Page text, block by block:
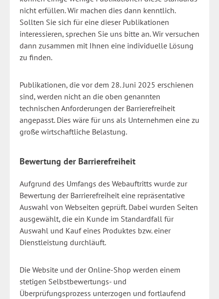
nicht erfüllen. Wir machen dies dann kenntlich.
Sollten Sie sich für eine dieser Publikationen
interessieren, sprechen Sie uns bitte an. Wir versuchen
dann zusammen mit Ihnen eine individuelle Lösung
zu finden.
Publikationen, die vor dem 28. Juni 2025 erschienen
sind, werden nicht an die oben genannten
technischen Anforderungen der Barrierefreiheit
angepasst. Dies wäre für uns als Unternehmen eine zu
große wirtschaftliche Belastung.
Bewertung der Barrierefreiheit
Aufgrund des Umfangs des Webauftritts wurde zur
Bewertung der Barrierefreiheit eine repräsentative
Auswahl von Webseiten geprüft. Dabei wurden Seiten
ausgewählt, die ein Kunde im Standardfall für
Auswahl und Kauf eines Produktes bzw. einer
Dienstleistung durchläuft.
Die Website und der Online-Shop werden einem
stetigen Selbstbewertungs- und
Überprüfungsprozess unterzogen und fortlaufend